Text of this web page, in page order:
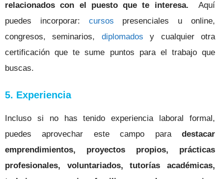
relacionados con el puesto que te interesa. Aquí
puedes incorporar: cursos presenciales u online,
congresos, seminarios, diplomados y cualquier otra
certificación que te sume puntos para el trabajo que
buscas.
5. Experiencia
Incluso si no has tenido experiencia laboral formal,
puedes aprovechar este campo para destacar
emprendimientos, proyectos propios, prácticas
profesionales, voluntariados, tutorías académicas,